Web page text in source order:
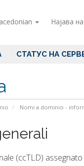
Најава
СТАТУС НА
Nomi a dominio -
(ccTLD) assegnato